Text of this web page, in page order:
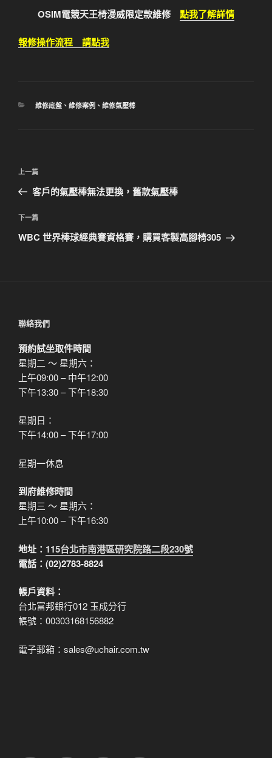
OSIM電競天王椅漫威限定款維修 點我了解詳情
報修操作流程 請點我
分
維修底盤、 維修案例、 維修氣壓棒
文
導
覽
上
一
文
章
上一篇
客戶的氣壓棒無法更換，舊款氣壓棒
下
一
下一篇
WBC 世界棒球經典賽資格賽，購買客製高腳椅305
聯絡我們
預約試坐取件時間
星期二 ～ 星期六：
上午09:00 – 中午12:00
下午13:30 – 下午18:30
星期日：
下午14:00 – 下午17:00
星期一休息
到府維修時間
星期三 ～ 星期六：
上午10:00 – 下午16:30
地址： 115台北市南港區研究院路二段230號
電話：(02)2783-8824
帳戶資料：
台北富邦銀行012 玉成分行
帳號：00303168156882
電子郵箱：sales@uchair.com.tw